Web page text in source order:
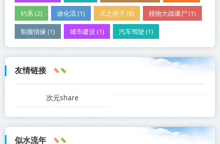
钓系 (2) 迪化流 (1) 天之骄子 (8) 植物大战僵尸 (1)
制服情缘 (1) 城市建设 (1) 汽车驾驶 (1)
友情链接
次元share
似水流年